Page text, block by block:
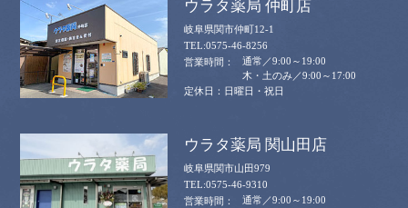
ウラタ薬局 仲町店
岐阜県関市仲町12-1
0575-46-8256
通常／9:00～19:00
木・土のみ／9:00～17:00
日曜日・祝日
ウラタ薬局 関山田店
岐阜県関市山田979
0575-46-9310
通常／9:00～19:00